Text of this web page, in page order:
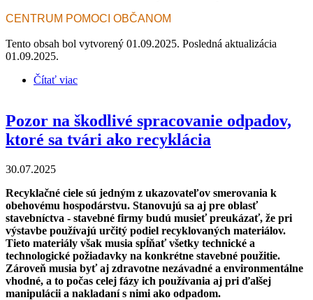
CENTRUM POMOCI OBČANOM
Tento obsah bol vytvorený 01.09.2025. Posledná aktualizácia
01.09.2025.
Čítať viac
organizáciou Zelena akcija
Pozor na škodlivé spracovanie odpadov,
ktoré sa tvári ako recyklácia
30.07.2025
Recyklačné ciele sú jedným z ukazovateľov smerovania k
obehovému hospodárstvu. Stanovujú sa aj pre oblasť
stavebníctva - stavebné firmy budú musieť preukázať, že pri
výstavbe používajú určitý podiel recyklovaných materiálov.
Tieto materiály však musia spĺňať všetky technické a
technologické požiadavky na konkrétne stavebné použitie.
Zároveň musia byť aj zdravotne nezávadné a environmentálne
vhodné, a to počas celej fázy ich používania aj pri ďalšej
manipulácii a nakladaní s nimi ako odpadom.